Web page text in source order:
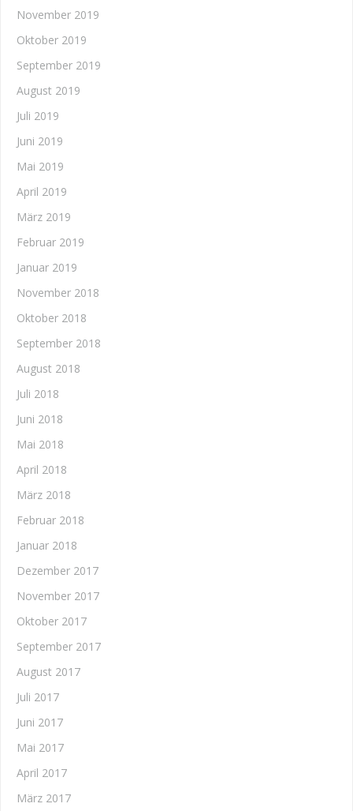
November 2019
Oktober 2019
September 2019
August 2019
Juli 2019
Juni 2019
Mai 2019
April 2019
März 2019
Februar 2019
Januar 2019
November 2018
Oktober 2018
September 2018
August 2018
Juli 2018
Juni 2018
Mai 2018
April 2018
März 2018
Februar 2018
Januar 2018
Dezember 2017
November 2017
Oktober 2017
September 2017
August 2017
Juli 2017
Juni 2017
Mai 2017
April 2017
März 2017